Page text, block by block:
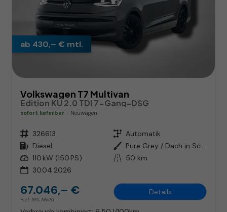
ab 430,– € mtl.
Volkswagen T7 Multivan
Edition KÜ 2.0 TDI 7-Gang-DSG
sofort lieferbar Neuwagen
Fahrzeugnr. 326613 Getriebe Automatik
Kraftstoff Diesel Außenfarbe
Pure Grey / Dach in Schwarz
Leistung 110 kW (150 PS) Kilometerstand 50 km
30.04.2026
67.046,– €
incl. 19% MwSt.
Details